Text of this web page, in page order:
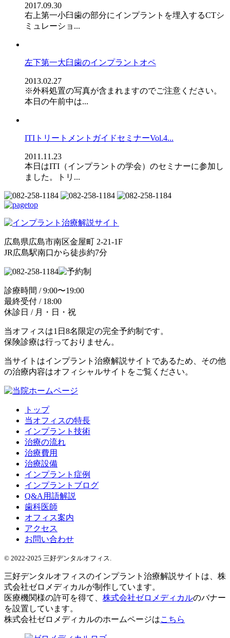
2017.09.30
右上第一小臼歯の部分にインプラントを埋入するCTシ
ミュレーショ...
左下第一大臼歯のインプラントオペ
2013.02.27
※外科処置の写真が含まれますのでご注意ください。
本日の午前中は...
ITIトリートメントガイドセミナーVol.4...
2011.11.23
本日はITI（インプラントの学会）のセミナーに参加し
ました。トリ...
広島県広島市南区金屋町 2-21-1F
JR広島駅南口から徒歩約7分
診療時間 / 9:00〜19:00
最終受付 / 18:00
休診日 / 月・日・祝
当オフィスは1日8名限定の完全予約制です。
保険診療は行っておりません。
当サイトはインプラント治療解説サイトであるため、その他
の治療内容はオフィシャルサイトをご覧ください。
トップ
当オフィスの特長
インプラント技術
治療の流れ
治療費用
治療設備
インプラント症例
インプラントブログ
Q&A用語解説
歯科医師
オフィス案内
アクセス
お問い合わせ
© 2022-2025 三好デンタルオフィス.
三好デンタルオフィスのインプラント治療解説サイトは、株
式会社ゼロメディカルが制作しています。
医療機関様の許可を得て、 株式会社ゼロメディカルのバナー
を設置しています。
株式会社ゼロメディカルのホームページはこちら